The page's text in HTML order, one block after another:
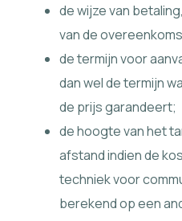
de wijze van
van de
de termijn voor
dan wel de termijn
de prijs garandeert;
de hoogte van het
afstand indien de
techniek voor
berekend op een